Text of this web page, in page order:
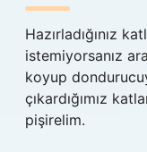
Hazırladığınız
istemiyorsanız
koyup
çıkardığımız
pişirelim.